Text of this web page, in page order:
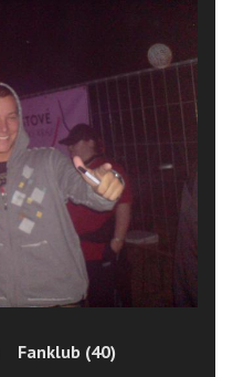
Fanklub (40)